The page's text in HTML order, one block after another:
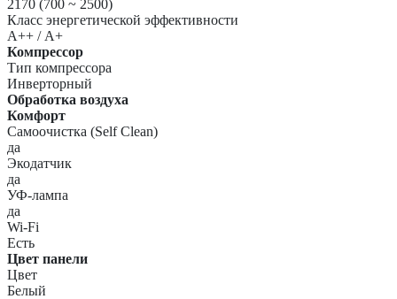
2170 (700 ~ 2500)
Класс энергетической эффективности
А++ / А+
Компрессор
Тип компрессора
Инверторный
Обработка воздуха
Комфорт
Самоочистка (Self Clean)
да
Экодатчик
да
УФ-лампа
да
Wi-Fi
Есть
Цвет панели
Цвет
Белый